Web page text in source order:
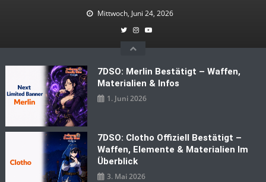
Mittwoch, Juni 24, 2026
7DSO: Merlin Bestätigt – Waffen,
Materialien & Infos
1. Juni 2026
7DSO: Clotho Offiziell Bestätigt –
Waffen, Elemente & Materialien Im
Überblick
3. Mai 2026